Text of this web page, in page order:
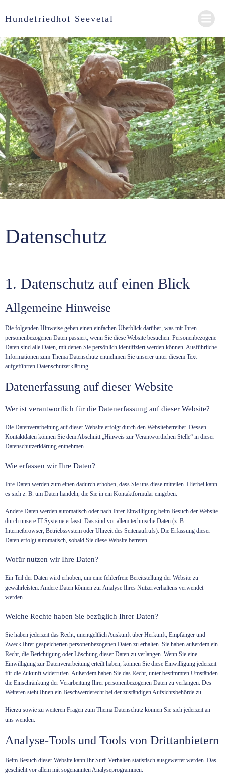
Hundefriedhof Seevetal
Datenschutz
1. Datenschutz auf einen Blick
Allgemeine Hinweise
Die folgenden Hinweise geben einen einfachen Überblick darüber, was mit Ihren
personenbezogenen Daten passiert, wenn Sie diese Website besuchen. Personenbezogene
Daten sind alle Daten, mit denen Sie persönlich identifiziert werden können. Ausführliche
Informationen zum Thema Datenschutz entnehmen Sie unserer unter diesem Text
aufgeführten Datenschutzerklärung.
Datenerfassung auf dieser Website
Wer ist verantwortlich für die Datenerfassung auf dieser Website?
Die Datenverarbeitung auf dieser Website erfolgt durch den Websitebetreiber. Dessen
Kontaktdaten können Sie dem Abschnitt „Hinweis zur Verantwortlichen Stelle“ in dieser
Datenschutzerklärung entnehmen.
Wie erfassen wir Ihre Daten?
Ihre Daten werden zum einen dadurch erhoben, dass Sie uns diese mitteilen. Hierbei kann
es sich z. B. um Daten handeln, die Sie in ein Kontaktformular eingeben.
Andere Daten werden automatisch oder nach Ihrer Einwilligung beim Besuch der Website
durch unsere IT-Systeme erfasst. Das sind vor allem technische Daten (z. B.
Internetbrowser, Betriebssystem oder Uhrzeit des Seitenaufrufs). Die Erfassung dieser
Daten erfolgt automatisch, sobald Sie diese Website betreten.
Wofür nutzen wir Ihre Daten?
Ein Teil der Daten wird erhoben, um eine fehlerfreie Bereitstellung der Website zu
gewährleisten. Andere Daten können zur Analyse Ihres Nutzerverhaltens verwendet
werden.
Welche Rechte haben Sie bezüglich Ihrer Daten?
Sie haben jederzeit das Recht, unentgeltlich Auskunft über Herkunft, Empfänger und
Zweck Ihrer gespeicherten personenbezogenen Daten zu erhalten. Sie haben außerdem ein
Recht, die Berichtigung oder Löschung dieser Daten zu verlangen. Wenn Sie eine
Einwilligung zur Datenverarbeitung erteilt haben, können Sie diese Einwilligung jederzeit
für die Zukunft widerrufen. Außerdem haben Sie das Recht, unter bestimmten Umständen
die Einschränkung der Verarbeitung Ihrer personenbezogenen Daten zu verlangen. Des
Weiteren steht Ihnen ein Beschwerderecht bei der zuständigen Aufsichtsbehörde zu.
Hierzu sowie zu weiteren Fragen zum Thema Datenschutz können Sie sich jederzeit an
uns wenden.
Analyse-Tools und Tools von Dritt­anbietern
Beim Besuch dieser Website kann Ihr Surf-Verhalten statistisch ausgewertet werden. Das
geschieht vor allem mit sogenannten Analyseprogrammen.